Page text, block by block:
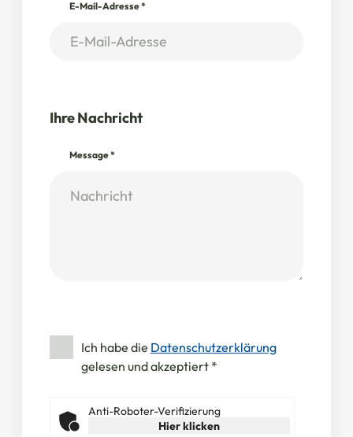
E-Mail-Adresse*
Ihre Nachricht
Message*
Ich habe die Datenschutzerklärung
gelesen und akzeptiert *
Anti-Roboter-Verifizierung
Hier klicken